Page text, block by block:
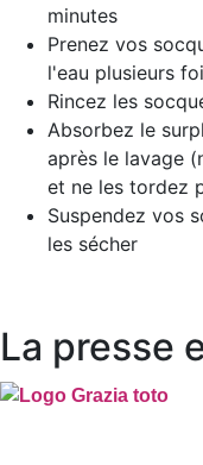
minutes
Prenez vos
l'eau plusieurs
Rincez les
Absorbez le
après le lavage
et ne les tordez
Suspendez vos
les sécher
La presse